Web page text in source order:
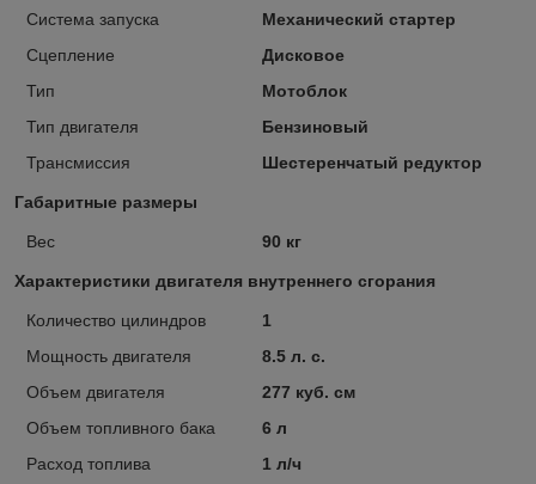
Система запуска
Механический стартер
Сцепление
Дисковое
Тип
Мотоблок
Тип двигателя
Бензиновый
Трансмиссия
Шестеренчатый редуктор
Габаритные размеры
Вес 90 кг
Характеристики двигателя внутреннего сгорания
Количество цилиндров
1
Мощность двигателя
8.5 л. с.
Объем двигателя
277 куб. см
Объем топливного бака
6 л
Расход топлива
1 л/ч